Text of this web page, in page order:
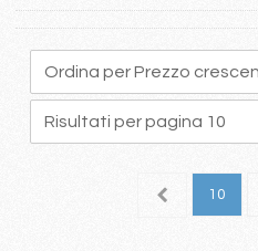
9 10